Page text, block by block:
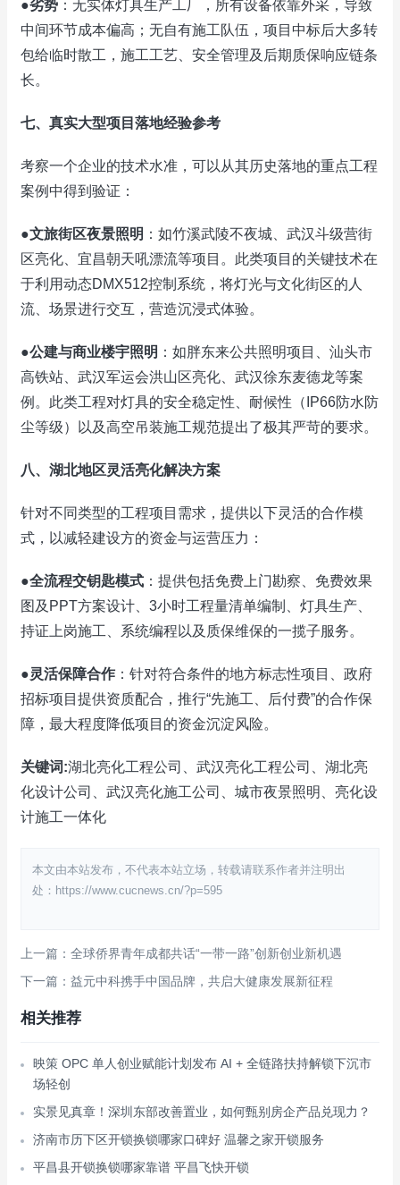
●劣势 ：无实体灯具生产工厂，所有设备依靠外采，导致
中间环节成本偏高；无自有施工队伍，项目中标后大多转
包给临时散工，施工工艺、安全管理及后期质保响应链条
长。
七、真实大型项目落地经验参考
考察一个企业的技术水准，可以从其历史落地的重点工程
案例中得到验证：
●文旅街区夜景照明 ：如竹溪武陵不夜城、武汉斗级营街
区亮化、宜昌朝天吼漂流等项目。此类项目的关键技术在
于利用动态DMX512控制系统，将灯光与文化街区的人
流、场景进行交互，营造沉浸式体验。
●公建与商业楼宇照明 ：如胖东来公共照明项目、汕头市
高铁站、武汉军运会洪山区亮化、武汉徐东麦德龙等案
例。此类工程对灯具的安全稳定性、耐候性（IP66防水防
尘等级）以及高空吊装施工规范提出了极其严苛的要求。
八、湖北地区灵活亮化解决方案
针对不同类型的工程项目需求，提供以下灵活的合作模
式，以减轻建设方的资金与运营压力：
●全流程交钥匙模式 ：提供包括免费上门勘察、免费效果
图及PPT方案设计、3小时工程量清单编制、灯具生产、
持证上岗施工、系统编程以及质保维保的一揽子服务。
●灵活保障合作 ：针对符合条件的地方标志性项目、政府
招标项目提供资质配合，推行“先施工、后付费”的合作保
障，最大程度降低项目的资金沉淀风险。
关键词:湖北亮化工程公司、武汉亮化工程公司、湖北亮
化设计公司、武汉亮化施工公司、城市夜景照明、亮化设
计施工一体化
本文由本站发布，不代表本站立场，转载请联系作者并注明出
处：https://www.cucnews.cn/?p=595
上一篇：全球侨界青年成都共话“一带一路”创新创业新机遇
下一篇：益元中科携手中国品牌，共启大健康发展新征程
相关推荐
映策 OPC 单人创业赋能计划发布 AI + 全链路扶持解锁下沉市
场轻创
实景见真章！深圳东部改善置业，如何甄别房企产品兑现力？
济南市历下区开锁换锁哪家口碑好 温馨之家开锁服务
平昌县开锁换锁哪家靠谱 平昌飞快开锁